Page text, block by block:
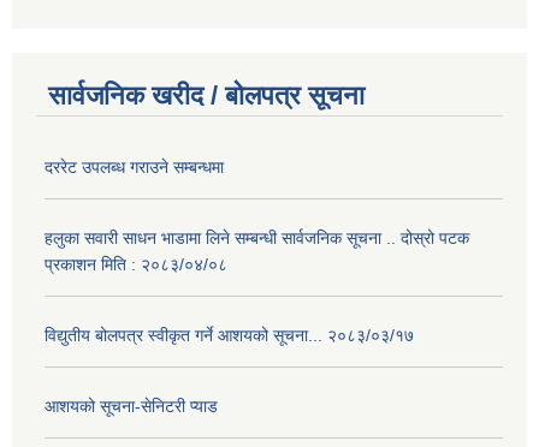
सार्वजनिक खरीद / बोलपत्र सूचना
दररेट उपलब्ध गराउने सम्बन्धमा
हलुका सवारी साधन भाडामा लिने सम्बन्धी सार्वजनिक सूचना .. दोस्रो पटक
प्रकाशन मिति : २०८३/०४/०८
विद्युतीय बोलपत्र स्वीकृत गर्ने आशयको सूचना... २०८३/०३/१७
आशयको सूचना-सेनिटरी प्याड